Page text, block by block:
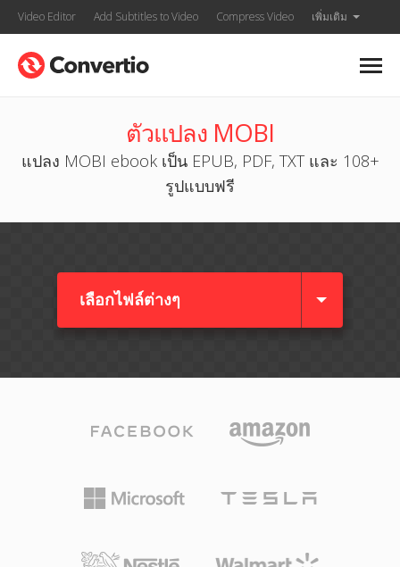
Video Editor Add Subtitles to Video Compress Video เพิ่มเติม
ตัวแปลง MOBI
แปลง MOBI ebook เป็น EPUB, PDF, TXT และ 108+
รูปแบบฟรี
เลือกไฟล์ต่างๆ​